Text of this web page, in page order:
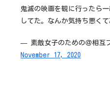
鬼滅の映画を観に行ったら
してた。なんか気持ち悪く
— 素敵女子のための＠相互
November 17, 2020